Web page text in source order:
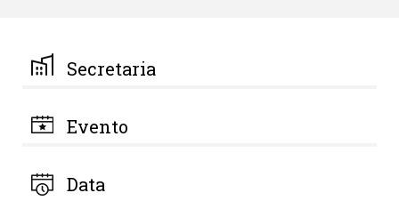
palavra-
chave
Secretaria
Evento
Data